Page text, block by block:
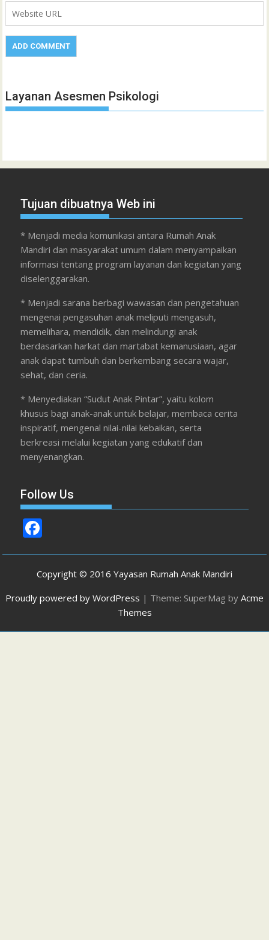
Layanan Asesmen Psikologi
Tujuan dibuatnya Web ini
* Menjadi media komunikasi antara Rumah Anak
Mandiri dan masyarakat umum dalam menyampaikan
informasi tentang program layanan dan kegiatan yang
diselenggarakan.
* Menjadi sarana berbagi wawasan dan pengetahuan
mengenai pengasuhan anak meliputi mengasuh,
memelihara, mendidik, dan melindungi anak
berdasarkan harkat dan martabat kemanusiaan, agar
anak dapat tumbuh dan berkembang secara wajar,
sehat, dan ceria.
* Menyediakan “Sudut Anak Pintar”, yaitu kolom
khusus bagi anak-anak untuk belajar, membaca cerita
inspiratif, mengenal nilai-nilai kebaikan, serta
berkreasi melalui kegiatan yang edukatif dan
menyenangkan.
Follow Us
ac
e
b
o
Copyright © 2016 Yayasan Rumah Anak Mandiri
Proudly powered by WordPress | Theme: SuperMag by Acme
Themes